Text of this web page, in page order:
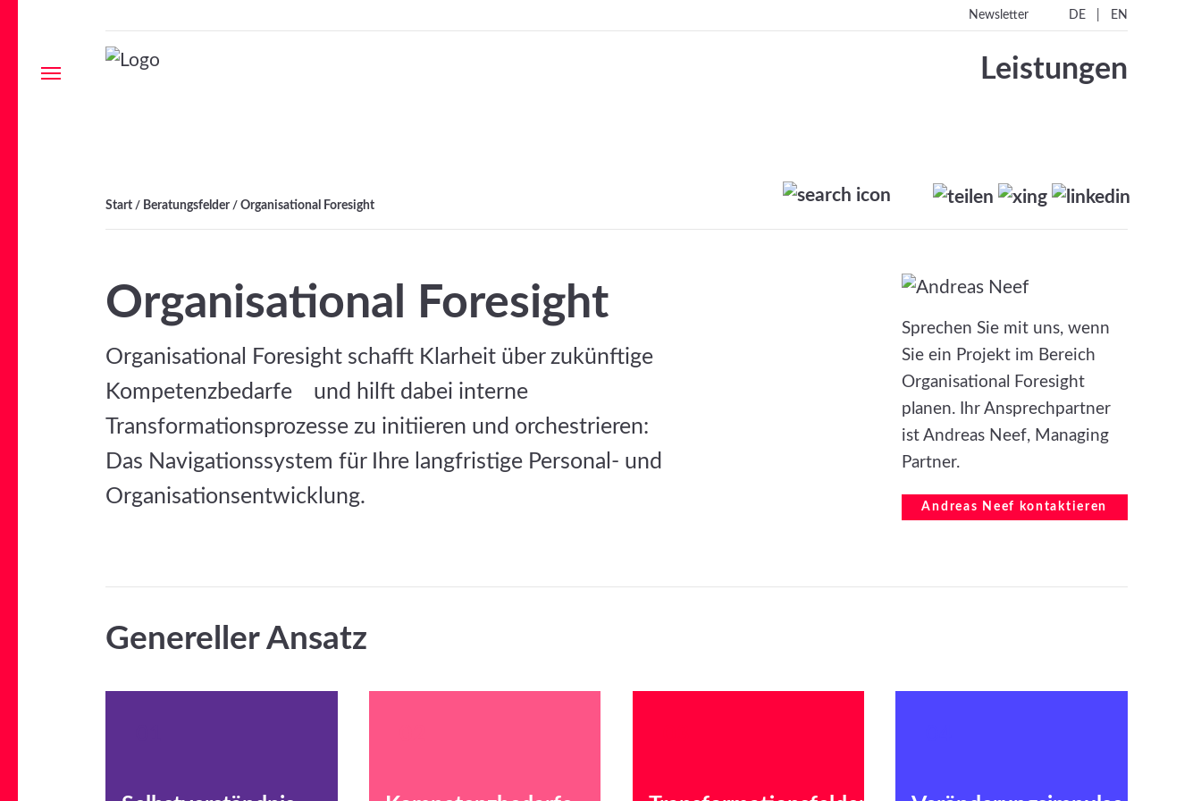
Menu
Newsletter DE| EN
Leistungen
Start / Beratungsfelder /Organisational Foresight
Organisational Foresight
Organisational Foresight schafft Klarheit über zukünftige
Kompetenzbedarfe und hilft dabei interne
Transformationsprozesse zu initiieren und orchestrieren:
Das Navigationssystem für Ihre langfristige Personal- und
Organisationsentwicklung.
Sprechen Sie mit uns, wenn
Sie ein Projekt im Bereich
Organisational Foresight
planen. Ihr Ansprechpartner
ist Andreas Neef, Managing
Partner.
Andreas Neef kontaktieren
Genereller Ansatz